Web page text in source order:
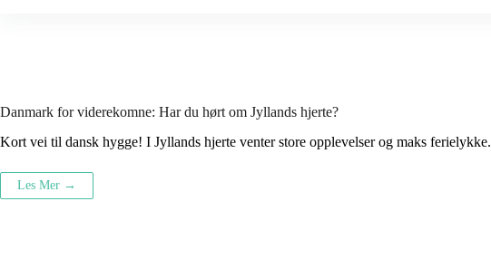
Danmark for viderekomne: Har du hørt om Jyllands hjerte?
Kort vei til dansk hygge! I Jyllands hjerte venter store opplevelser og maks ferielykke.
Les Mer